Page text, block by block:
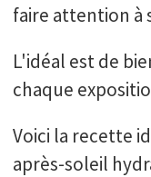
faire attention à
L'idéal est de
chaque
Voici la recette
après-soleil